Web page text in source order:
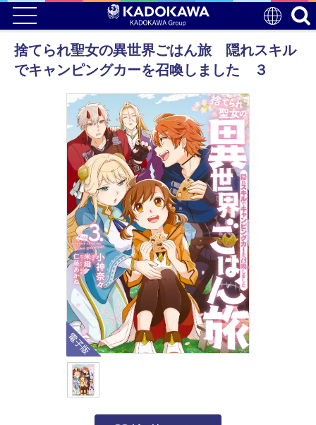
捨てられ聖女の異世界ごはん旅 隠れスキル
でキャンピングカーを召喚しました ３
電子版